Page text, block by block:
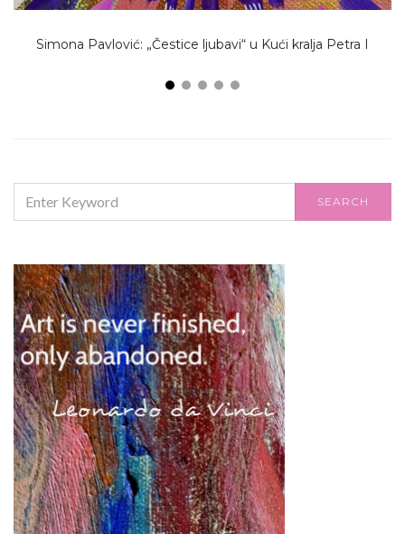
Simona Pavlović: „Čestice ljubavi“ u Kući kralja Petra I
FOR:
SEARCH